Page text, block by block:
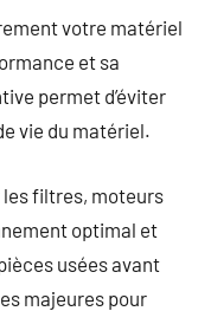
votre matériel
et sa
permet d’éviter
vie du matériel.
filtres, moteurs
optimal et
usées avant
majeures pour